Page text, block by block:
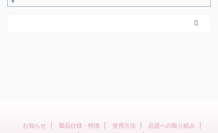
お知らせ 製品仕様・特徴 使用方法
品質への取り組み